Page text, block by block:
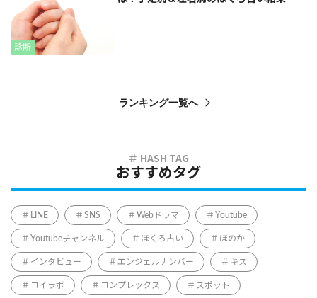
診断
ランキング一覧へ
おすすめタグ
LINE SNS Webドラマ Youtube
Youtubeチャンネル ほくろ占い ほのか
インタビュー エンジェルナンバー キス
コイラボ コンプレックス スポット